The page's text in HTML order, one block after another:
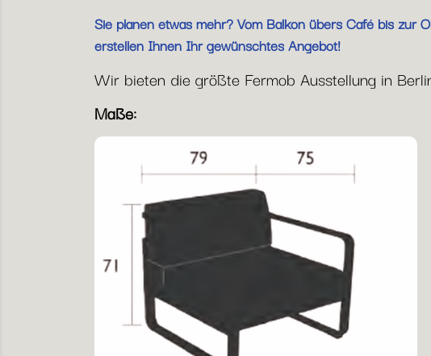
Sie planen etwas mehr? Vom Balkon übers Café bis zur
erstellen Ihnen Ihr gewünschtes Angebot!
Wir bieten die größte Fermob Ausstellung in
Maße: